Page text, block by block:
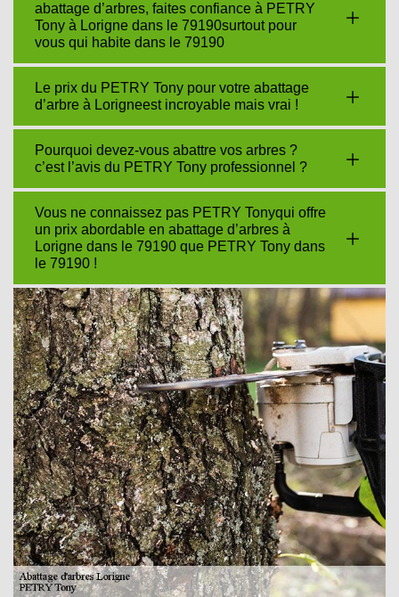
abattage d’arbres, faites confiance à PETRY
Tony à Lorigne dans le 79190surtout pour
vous qui habite dans le 79190
Le prix du PETRY Tony pour votre abattage
d’arbre à Lorigneest incroyable mais vrai !
Pourquoi devez-vous abattre vos arbres ?
c’est l’avis du PETRY Tony professionnel ?
Vous ne connaissez pas PETRY Tonyqui offre
un prix abordable en abattage d’arbres à
Lorigne dans le 79190 que PETRY Tony dans
le 79190 !